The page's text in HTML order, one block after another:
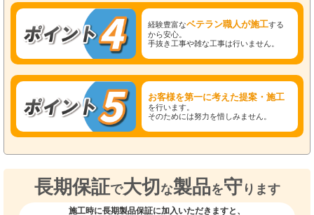
経験豊富なベテラン職人が施工する
から安心。
手抜き工事や雑な工事は行いません。
お客様を第一に考えた提案・施工
を行います。
そのためには努力を惜しみません。
長期保証で大切 な製品を守 ります
施工時に長期製品保証に加入いただきますと、